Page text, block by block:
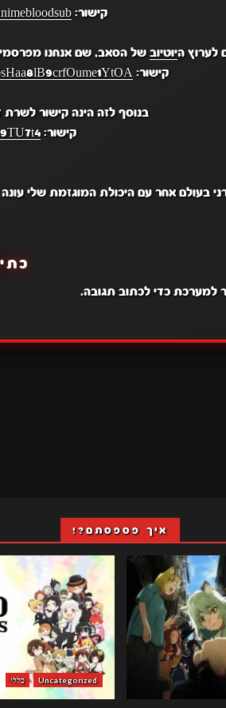
קישור:
לערוץ היוטיובשל הסאב, שם אנחנו מפרסמים
קישור:
בנוסף לזה הינה קישור
קישור:
למערכתכדי לכתוב תגובה.
איך פספסתם?!
Uncategorized כללי